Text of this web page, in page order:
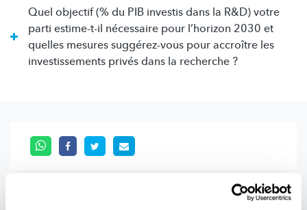
Quel objectif (% du PIB investis dans la R&D) votre
parti estime-t-il nécessaire pour l’horizon 2030 et
quelles mesures suggérez-vous pour accroître les
investissements privés dans la recherche ?